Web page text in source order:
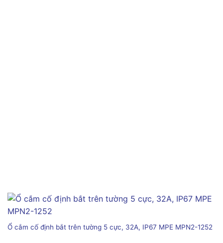
Ổ cắm cố định bắt trên tường 5 cực, 32A, IP67 MPE MPN2-1252